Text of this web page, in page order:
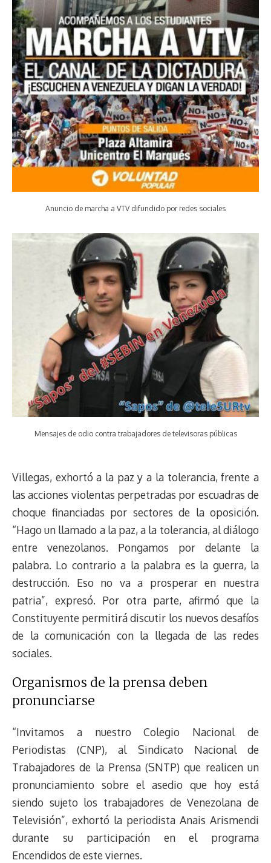
Anuncio de marcha a VTV difundido por redes sociales
Mensajes de odio contra trabajadores de televisoras públicas
Villegas, exhortó a la paz y a la tolerancia, frente a
las acciones violentas perpetradas por escuadras de
choque financiadas por sectores de la oposición.
“Hago un llamado a la paz, a la tolerancia, al diálogo
entre venezolanos. Pongamos por delante la
palabra. Lo contrario a la palabra es la guerra, la
destrucción. Eso no va a prosperar en nuestra
patria”, expresó. Por otra parte, afirmó que la
Constituyente permitirá discutir los nuevos desafíos
de la comunicación con la llegada de las redes
sociales.
Organismos de la prensa deben
pronunciarse
“Invitamos a nuestro Colegio Nacional de
Periodistas (CNP), al Sindicato Nacional de
Trabajadores de la Prensa (SNTP) que realicen un
pronunciamiento sobre el asedio que hoy está
siendo sujeto los trabajadores de Venezolana de
Televisión”, exhortó la periodista Anais Arismendi
durante su participación en el programa
Encendidos de este viernes.